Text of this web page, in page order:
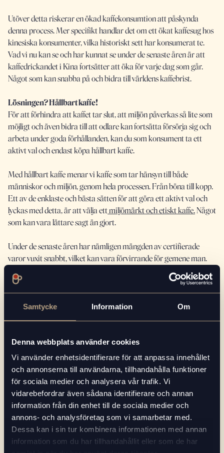
Samtycke Information Om
Denna webbplats använder cookies
Vi använder enhetsidentifierare för att anpassa innehållet
och annonserna till användarna, tillhandahålla funktioner
för sociala medier och analysera vår trafik. Vi
vidarebefordrar även sådana identifierare och annan
information från din enhet till de sociala medier och
annons- och analysföretag som vi samarbetar med.
Dessa kan i sin tur kombinera informationen med annan
information som du har tillhandahållit eller som de har
Utöver detta riskerar en ökad kaffekonsumtion att påskynda
denna process. Mer specifikt handlar det om ett ökat kaffesug hos
kinesiska konsumenter, vilka historiskt sett har konsumerat te.
Vad vi nu kan se och har kunnat se under de senaste åren är att
kaffedrickandet i Kina fortsätter att öka för varje dag som går.
Något som kan snabba på och bidra till världens kaffebrist.
Lösningen? Hållbart kaffe!
För att förhindra att kaffet tar slut, att miljön påverkas så lite som
möjligt och även bidra till att odlare kan fortsätta försörja sig och
arbeta under goda förhållanden, kan du som konsument ta ett
aktivt val och endast köpa hållbart kaffe.
Med hållbart kaffe menar vi kaffe som tar hänsyn till både
människor och miljön, genom hela processen. Från böna till kopp.
Ett av de enklaste och bästa sätten för att göra ett aktivt val och
lyckas med detta, är att välja ettmiljömärkt och etiskt kaffe.Något
som kan vara lättare sagt än gjort.
Under de senaste åren har nämligen mängden av certifierade
varor vuxit snabbt, vilket kan vara förvirrande för gemene man.
Med anledning av detta lät kaffeföretaget Arvid Nordquist
utomstående experter granska 21 olika hållbarhetscertifieringar.
Den slutgiltiga analysen visar vilka certifieringar som ger bäst
resultat på flest hållbarhetsmål, däribland löner, hälsa och
säkerhet, miljö- och klimatpåverkan samt jämställdhet.
I jämförelsen når Fairtrade och UTZ längst, tätt följda av Krav och
Rainforest Alliance. Dessa certifieringar omfamnar
hållbarhetsarbetet brett – de inkluderar både ekologiska,
ekonomiska och sociala aspekter i sina mål och standarder.
RELATERAD LÄSNING